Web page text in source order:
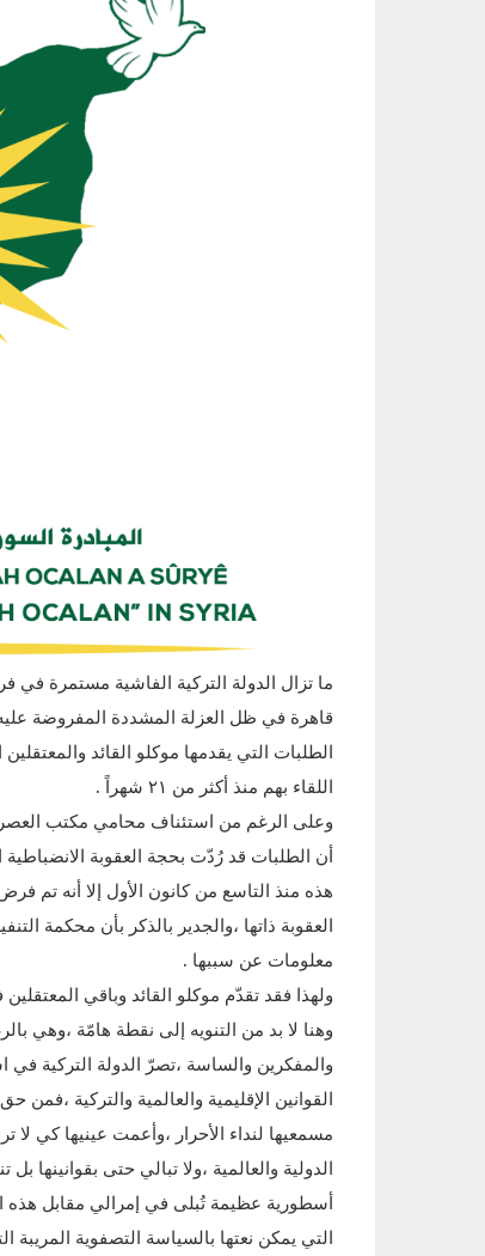
ما تزال الدولة التركية الفاشية مستمرة في
قاهرة في ظل العزلة المشددة المفروضة
الطلبات التي يقدمها موكلو القائد
اللقاء بهم منذ أكثر من ٢١ شهراً .
وعلى الرغم من استئناف محامي مكتب العصر
أن الطلبات قد رُدّت بحجة العقوبة
هذه منذ التاسع من كانون الأول إلا أنه تم
العقوبة ذاتها ،والجدير بالذكر بأن محكمة
معلومات عن سببها .
ولهذا فقد تقدّم موكلو القائد وباقي
وهنا لا بد من التنويه إلى نقطة هامّة ،وهي
والمفكرين والساسة ،تصرّ الدولة التركية
القوانين الإقليمية والعالمية والتركية
مسمعيها لنداء الأحرار ،وأعمت عينيها كي
الدولية والعالمية ،ولا تبالي حتى بقوانينها
أسطورية عظيمة تُبلى في إمرالي مقابل هذه